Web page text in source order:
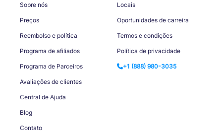
Sobre nós
Preços
Reembolso e política
Programa de afiliados
Programa de Parceiros
Avaliações de clientes
Central de Ajuda
Blog
Contato
Locais
Oportunidades de carreira
Termos e condições
Política de privacidade
+1 (888) 980-3035